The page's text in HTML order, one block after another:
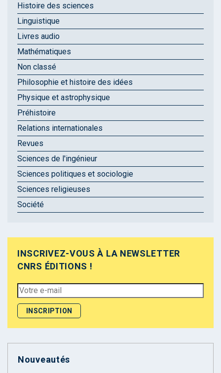
Histoire des sciences
Linguistique
Livres audio
Mathématiques
Non classé
Philosophie et histoire des idées
Physique et astrophysique
Préhistoire
Relations internationales
Revues
Sciences de l'ingénieur
Sciences politiques et sociologie
Sciences religieuses
Société
INSCRIVEZ-VOUS À LA NEWSLETTER
CNRS ÉDITIONS !
Nouveautés